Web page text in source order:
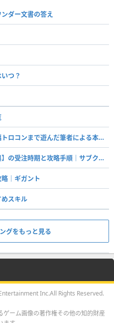
ダー文書の答え
つ？
評価・プレイした感想｜本編トロコンまで遊んだ筆者による本音のレビュー
変革の小さなともし火【復興】の受注時期と攻略手順｜サブクエスト
｜ギガント
スキル
グをもっと見る
Inc.All Rights Reserved.
ーム画像の著作権その他の知的財産